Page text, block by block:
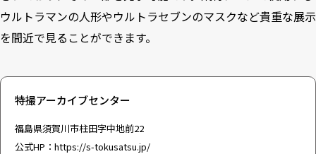
ウルトラマンの人形やウルトラセブンのマスクなど貴重な展示
を間近で見ることができます。
特撮アーカイブセンター
福島県須賀川市柱田字中地前22
公式HP： https://s-tokusatsu.jp/